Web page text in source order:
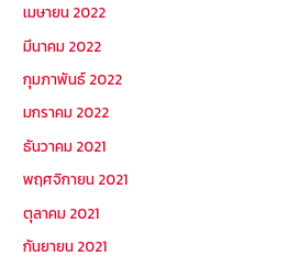
เมษายน 2022
มีนาคม 2022
กุมภาพันธ์ 2022
มกราคม 2022
ธันวาคม 2021
พฤศจิกายน 2021
ตุลาคม 2021
กันยายน 2021